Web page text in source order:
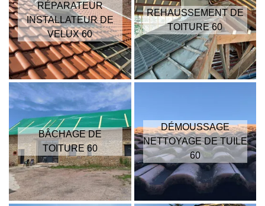
RÉPARATEUR
INSTALLATEUR DE
VELUX 60
REHAUSSEMENT DE
TOITURE 60
BÂCHAGE DE
TOITURE 60
DÉMOUSSAGE
NETTOYAGE DE TUILE
60